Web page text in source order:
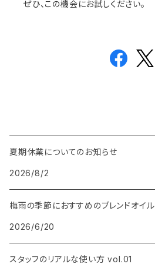
ぜひ、この機会にお試しください。
夏期休業についてのお知らせ
2026/8/2
梅雨の季節におすすめのブレンドオイル
2026/6/20
スタッフのリアルな使い方 vol.01